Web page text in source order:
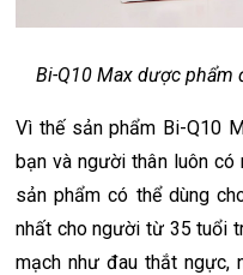
Bi-Q10 Max dược phẩm
Vì thế sản phẩm Bi-Q10
bạn và người thân luôn có
sản phẩm có thể dùng
nhất cho người từ 35 tuổi
mạch như đau thắt ngực,